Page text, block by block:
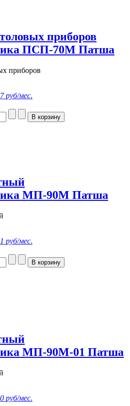
приборов
ПСП-70М Патша
приборов
руб/мес.
МП-90М Патша
руб/мес.
МП-90М-01 Патша
руб/мес.